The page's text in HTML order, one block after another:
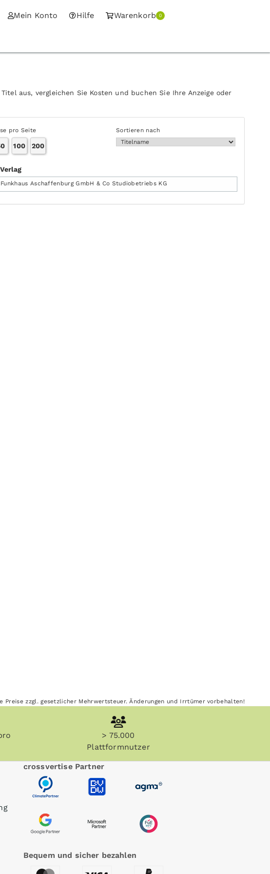
Mein Konto Hilfe Warenkorb 0
aus, vergleichen Sie Kosten und buchen Sie Ihre Anzeige oder
pro Seite Sortieren nach
100 200
Verlag
Funkhaus Aschaffenburg GmbH & Co Studiobetriebs KG
Preise zzgl. gesetzlicher Mehrwertsteuer. Änderungen und Irrtümer vorbehalten!
> 75.000
Plattformnutzer
crossvertise Partner
Bequem und sicher bezahlen